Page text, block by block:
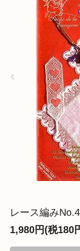
レース編み
1,980円(税180